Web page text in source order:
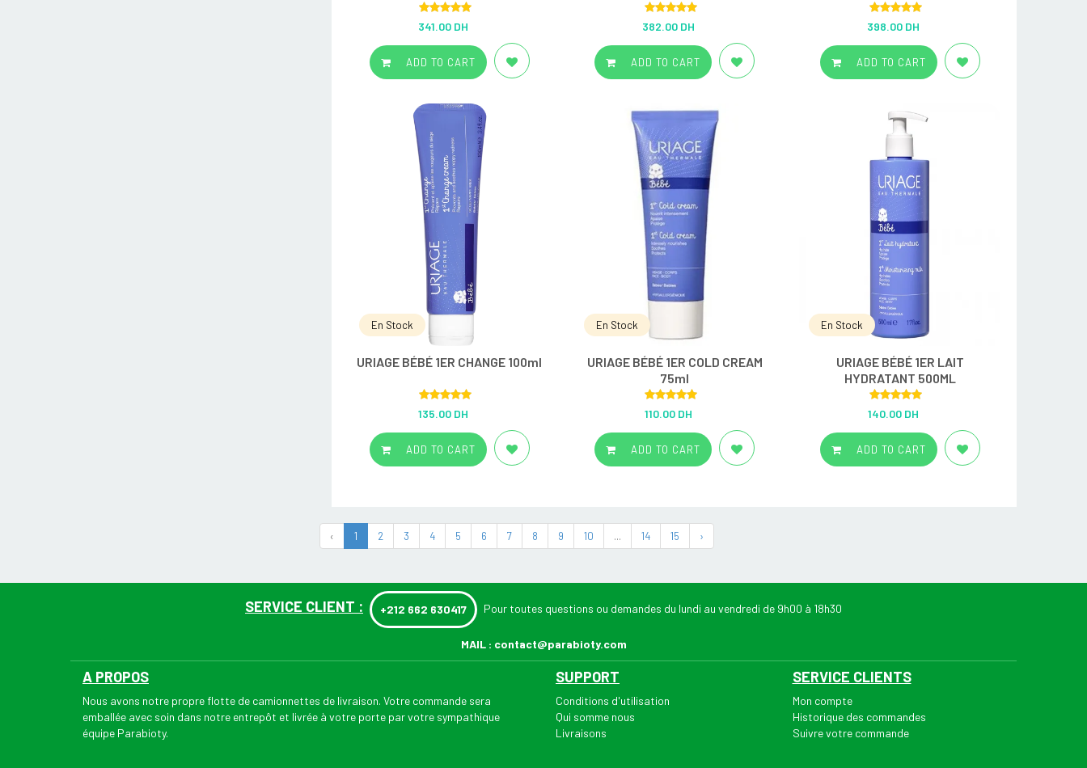
Rated 5.00
out of 5
341.00 DH
ADD TO CART
Rated 5.00
out of 5
382.00 DH
ADD TO CART
Rated 5.00
out of 5
398.00 DH
ADD TO CART
En Stock
URIAGE BÉBÉ 1ER CHANGE 100ml
Rated 5.00
out of 5
135.00 DH
ADD TO CART
En Stock
URIAGE BÉBÉ 1ER COLD CREAM
75ml
Rated5.00
out of 5
110.00 DH
ADD TO CART
En Stock
URIAGE BÉBÉ 1ER LAIT
HYDRATANT 500ML
Rated 5.00
out of 5
140.00 DH
ADD TO CART
‹ 1 2 3 4 5 6 7 8 9 10 ... 14 15 ›
SERVICE CLIENT : +212 662 630417 Pour toutes questions ou demandes du lundi au vendredi de 9h00 à 18h30
MAIL : contact@parabioty.com
A PROPOS
Nous avons notre propre flotte de camionnettes de livraison. Votre commande sera
emballée avec soin dans notre entrepôt et livrée à votre porte par votre sympathique
équipe Parabioty.
SUPPORT
Conditions d'utilisation
Qui somme nous
Livraisons
SERVICE CLIENTS
Mon compte
Historique des commandes
Suivre votre commande